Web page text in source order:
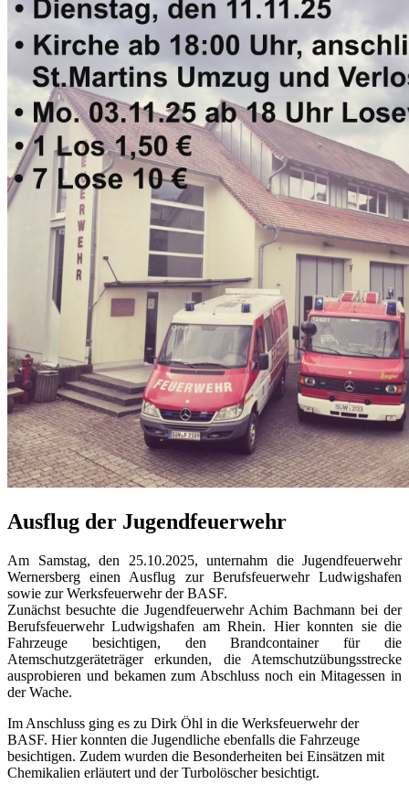
Ausflug der Jugendfeuerwehr
Am Samstag, den 25.10.2025, unternahm die Jugendfeuerwehr
Wernersberg einen Ausflug zur Berufsfeuerwehr Ludwigshafen
sowie zur Werksfeuerwehr der BASF.
Zunächst besuchte die Jugendfeuerwehr Achim Bachmann bei der
Berufsfeuerwehr Ludwigshafen am Rhein. Hier konnten sie die
Fahrzeuge besichtigen, den Brandcontainer für die
Atemschutzgeräteträger erkunden, die Atemschutzübungsstrecke
ausprobieren und bekamen zum Abschluss noch ein Mitagessen in
der Wache.
Im Anschluss ging es zu Dirk Öhl in die Werksfeuerwehr der
BASF. Hier konnten die Jugendliche ebenfalls die Fahrzeuge
besichtigen. Zudem wurden die Besonderheiten bei Einsätzen mit
Chemikalien erläutert und der Turbolöscher besichtigt.